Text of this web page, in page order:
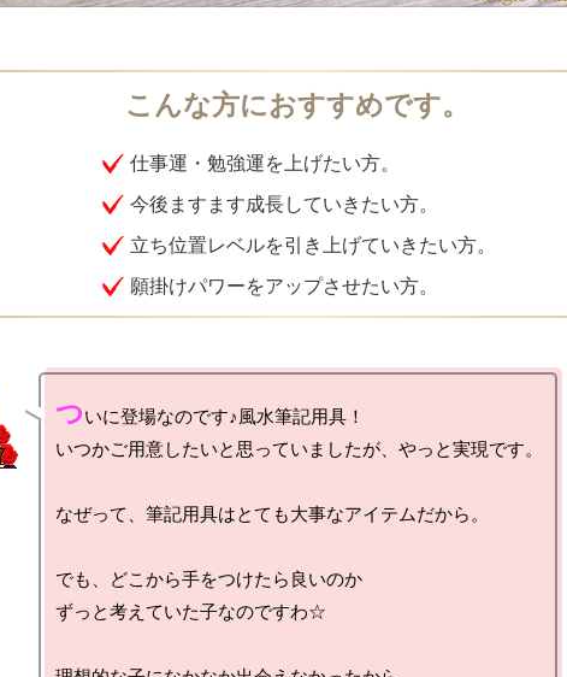
仕事運・勉強運を上げたい方。
今後ますます成長していきたい方。
立ち位置レベルを引き上げていきたい方。
願掛けパワーをアップさせたい方。
ついに登場なのです♪風水筆記用具！
いつかご用意したいと思っていましたが、やっと実現です。
なぜって、筆記用具はとても大事なアイテムだから。
でも、どこから手をつけたら良いのか
ずっと考えていた子なのですわ☆